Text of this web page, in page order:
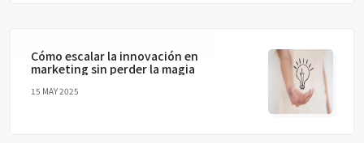
Cómo escalar la innovación en
marketing sin perder la magia
15 MAY 2025